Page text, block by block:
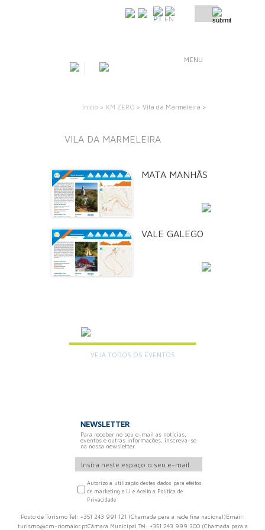
PT EN
MENU
Início > KM ZERO > Vila da Marmeleira >
VILA DA MARMELEIRA
MATA MANHÃS
VALE GALEGO
VEJA TODOS OS EVENTOS
NEWSLETTER
Para receber no seu e-mail as notícias,
eventos e outras informações, inscreva-se
na nossa newsletter.
Autorizo a utilização destes dados para efeitos
de marketing e Li e Aceito a Política de
Privacidade
Posto de Turismo Tel: +351 243 991 121 (Chamada para a rede fixa nacional)Email:
turismo@cm-riomaior.ptCâmara Municipal Tel: +351 243 999 300 (Chamada para a